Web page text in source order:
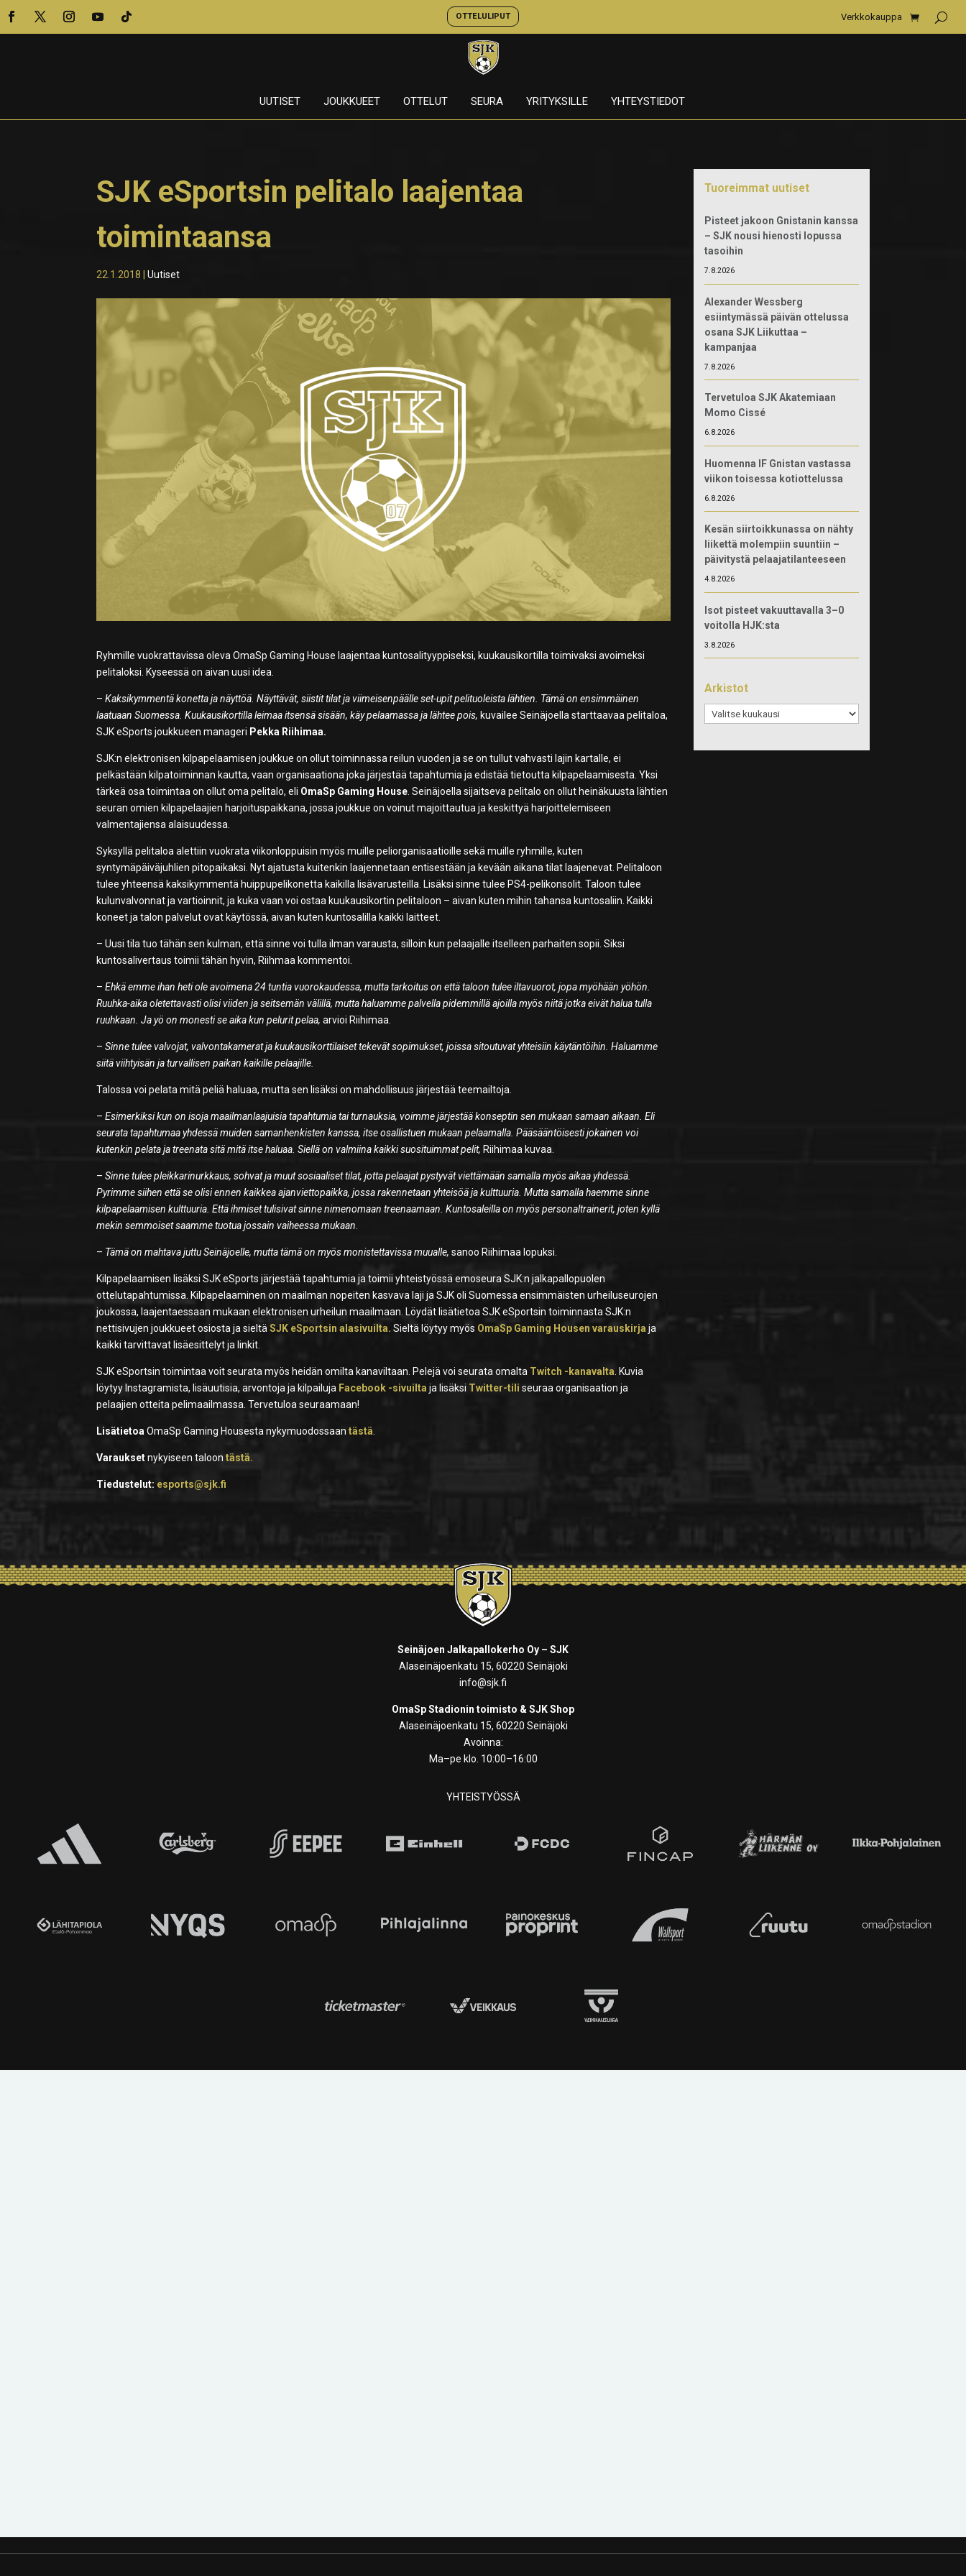
OTTELULIPUT Verkkokauppa
UUTISET JOUKKUEET OTTELUT SEURA YRITYKSILLE YHTEYSTIEDOT
SJK eSportsin pelitalo laajentaa
toimintaansa
22.1.2018 |Uutiset
Ryhmille vuokrattavissa oleva OmaSp Gaming House laajentaa kuntosalityyppiseksi, kuukausikortilla toimivaksi avoimeksi
pelitaloksi. Kyseessä on aivan uusi idea.
–Kaksikymmentä konetta ja näyttöä. Näyttävät, siistit tilat ja viimeisenpäälle set-upit pelituoleista lähtien. Tämä on ensimmäinen
laatuaan Suomessa. Kuukausikortilla leimaa itsensä sisään, käy pelaamassa ja lähtee pois, kuvailee Seinäjoella starttaavaa pelitaloa,
SJK eSports joukkueen manageri Pekka Riihimaa.
SJK:n elektronisen kilpapelaamisen joukkue on ollut toiminnassa reilun vuoden ja se on tullut vahvasti lajin kartalle, ei
pelkästään kilpatoiminnan kautta, vaan organisaationa joka järjestää tapahtumia ja edistää tietoutta kilpapelaamisesta. Yksi
tärkeä osa toimintaa on ollut oma pelitalo, eli OmaSp Gaming House. Seinäjoella sijaitseva pelitalo on ollut heinäkuusta lähtien
seuran omien kilpapelaajien harjoituspaikkana, jossa joukkue on voinut majoittautua ja keskittyä harjoittelemiseen
valmentajiensa alaisuudessa.
Syksyllä pelitaloa alettiin vuokrata viikonloppuisin myös muille peliorganisaatioille sekä muille ryhmille, kuten
syntymäpäiväjuhlien pitopaikaksi. Nyt ajatusta kuitenkin laajennetaan entisestään ja kevään aikana tilat laajenevat. Pelitaloon
tulee yhteensä kaksikymmentä huippupelikonetta kaikilla lisävarusteilla. Lisäksi sinne tulee PS4-pelikonsolit. Taloon tulee
kulunvalvonnat ja vartioinnit, ja kuka vaan voi ostaa kuukausikortin pelitaloon – aivan kuten mihin tahansa kuntosaliin. Kaikki
koneet ja talon palvelut ovat käytössä, aivan kuten kuntosalilla kaikki laitteet.
– Uusi tila tuo tähän sen kulman, että sinne voi tulla ilman varausta, silloin kun pelaajalle itselleen parhaiten sopii. Siksi
kuntosalivertaus toimii tähän hyvin, Riihmaa kommentoi.
–Ehkä emme ihan heti ole avoimena 24 tuntia vuorokaudessa, mutta tarkoitus on että taloon tulee iltavuorot, jopa myöhään yöhön.
Ruuhka-aika oletettavasti olisi viiden ja seitsemän välillä, mutta haluamme palvella pidemmillä ajoilla myös niitä jotka eivät halua tulla
ruuhkaan. Ja yö on monesti se aika kun pelurit pelaa, arvioi Riihimaa.
–Sinne tulee valvojat, valvontakamerat ja kuukausikorttilaiset tekevät sopimukset, joissa sitoutuvat yhteisiin käytäntöihin. Haluamme
siitä viihtyisän ja turvallisen paikan kaikille pelaajille.
Talossa voi pelata mitä peliä haluaa, mutta sen lisäksi on mahdollisuus järjestää teemailtoja.
–Esimerkiksi kun on isoja maailmanlaajuisia tapahtumia tai turnauksia, voimme järjestää konseptin sen mukaan samaan aikaan. Eli
seurata tapahtumaa yhdessä muiden samanhenkisten kanssa, itse osallistuen mukaan pelaamalla. Pääsääntöisesti jokainen voi
kutenkin pelata ja treenata sitä mitä itse haluaa. Siellä on valmiina kaikki suosituimmat pelit, Riihimaa kuvaa.
–Sinne tulee pleikkarinurkkaus, sohvat ja muut sosiaaliset tilat, jotta pelaajat pystyvät viettämään samalla myös aikaa yhdessä.
Pyrimme siihen että se olisi ennen kaikkea ajanviettopaikka, jossa rakennetaan yhteisöä ja kulttuuria. Mutta samalla haemme sinne
kilpapelaamisen kulttuuria. Että ihmiset tulisivat sinne nimenomaan treenaamaan. Kuntosaleilla on myös personaltrainerit, joten kyllä
mekin semmoiset saamme tuotua jossain vaiheessa mukaan.
– Tämä on mahtava juttu Seinäjoelle, mutta tämä on myös monistettavissa muualle, sanoo Riihimaa lopuksi.
Kilpapelaamisen lisäksi SJK eSports järjestää tapahtumia ja toimii yhteistyössä emoseura SJK:n jalkapallopuolen
ottelutapahtumissa. Kilpapelaaminen on maailman nopeiten kasvava laji ja SJK oli Suomessa ensimmäisten urheiluseurojen
joukossa, laajentaessaan mukaan elektronisen urheilun maailmaan. Löydät lisätietoa SJK eSportsin toiminnasta SJK:n
nettisivujen joukkueet osiosta ja sieltäSJK eSportsin alasivuilta. Sieltä löytyy myös OmaSp Gaming Housen varauskirja ja
kaikki tarvittavat lisäesittelyt ja linkit.
SJK eSportsin toimintaa voit seurata myös heidän omilta kanaviltaan. Pelejä voi seurata omalta Twitch -kanavalta. Kuvia
löytyy Instagramista, lisäuutisia, arvontoja ja kilpailuja Facebook -sivuilta ja lisäksi Twitter-tiliseuraa organisaation ja
pelaajien otteita pelimaailmassa. Tervetuloa seuraamaan!
LisätietoaOmaSp Gaming Housesta nykymuodossaantästä.
Varauksetnykyiseen taloontästä.
Tiedustelut: esports@sjk.fi
Tuoreimmat uutiset
Pisteet jakoon Gnistanin kanssa
– SJK nousi hienosti lopussa
tasoihin
7.8.2026
Alexander Wessberg
esiintymässä päivän ottelussa
osana SJK Liikuttaa –
kampanjaa
7.8.2026
Tervetuloa SJK Akatemiaan
Momo Cissé
6.8.2026
Huomenna IF Gnistan vastassa
viikon toisessa kotiottelussa
6.8.2026
Kesän siirtoikkunassa on nähty
liikettä molempiin suuntiin –
päivitystä pelaajatilanteeseen
4.8.2026
Isot pisteet vakuuttavalla 3–0
voitolla HJK:sta
3.8.2026
Arkistot
Arkistot
Seinäjoen Jalkapallokerho Oy – SJK
Alaseinäjoenkatu 15, 60220 Seinäjoki
info@sjk.fi
OmaSp Stadionin toimisto & SJK Shop
Alaseinäjoenkatu 15, 60220 Seinäjoki
Avoinna:
Ma–pe klo. 10:00–16:00
YHTEISTYÖSSÄ